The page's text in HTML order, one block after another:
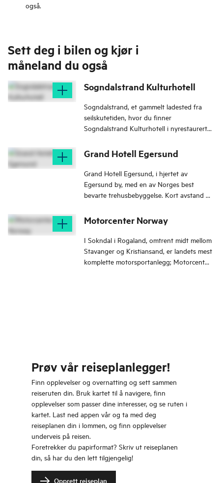
også.
Sett deg i bilen og kjør i
måneland du også
Sogndalstrand Kulturhotell
Sogndalstrand, et gammelt ladested fra
seilskutetiden, hvor du finner
Sogndalstrand Kulturhotell i nyrestaurert
Grand Hotell Egersund
Grand Hotell Egersund, i hjertet av
Egersund by, med en av Norges best
bevarte trehusbebyggelse. Kort avstand til
Motorcenter Norway
I Sokndal i Rogaland, omtrent midt mellom
Stavanger og Kristiansand, er landets mest
komplette motorsportanlegg; Motorcenter
Prøv vår reiseplanlegger!
Finn opplevelser og overnatting og sett sammen
reiseruten din. Bruk kartet til å navigere, finn
opplevelser som passer dine interesser, og se ruten i
kartet. Last ned appen vår og ta med deg
reiseplanen din i lommen, og finn opplevelser
underveis på reisen.
Foretrekker du papirformat? Skriv ut reiseplanen
din, så har du den lett tilgjengelig!
Opprett reiseplan